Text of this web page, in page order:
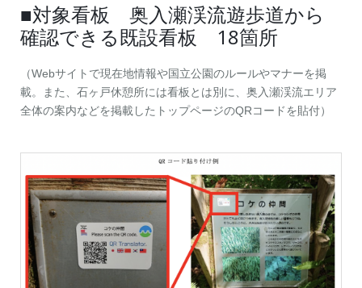
■対象看板 奥入瀬渓流遊歩道から
確認できる既設看板 18箇所
（Webサイトで現在地情報や国立公園のルールやマナーを掲
載。また、石ヶ戸休憩所には看板とは別に、奥入瀬渓流エリア
全体の案内などを掲載したトップページのQRコードを貼付）